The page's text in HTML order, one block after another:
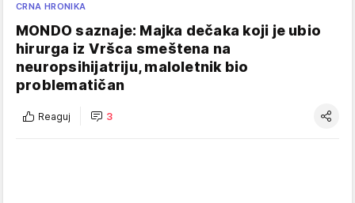
CRNA HRONIKA
MONDO saznaje: Majka dečaka koji je ubio
hirurga iz Vršca smeštena na
neuropsihijatriju, maloletnik bio
problematičan
Reaguj 3